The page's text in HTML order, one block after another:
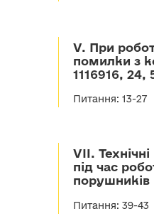
V. При
помилки з
1116916, 24,
Питання: 13-27
VII.
під час
порушників
Питання: 39-43